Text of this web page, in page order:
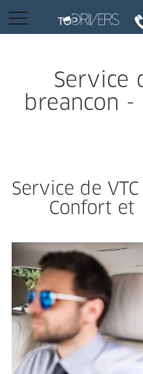
INSCRIPTION CLIENT
Conduire
Termes et Conditions
Mentions légales
Privacy
Basculer
Service
breancon
Service de
Confort et